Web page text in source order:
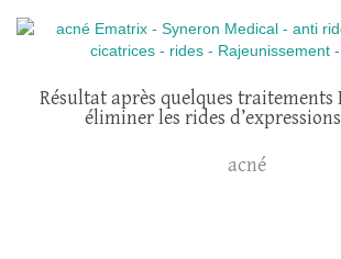
Résultat après quelques
éliminer les rides
acné